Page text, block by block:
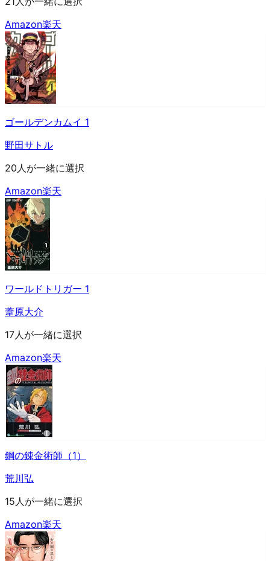
Amazon楽天
ゴールデンカムイ 1
野田サトル
20人が一緒に選択
Amazon楽天
ワールドトリガー 1
葦原大介
17人が一緒に選択
Amazon楽天
鋼の錬金術師（1）
荒川弘
15人が一緒に選択
Amazon楽天